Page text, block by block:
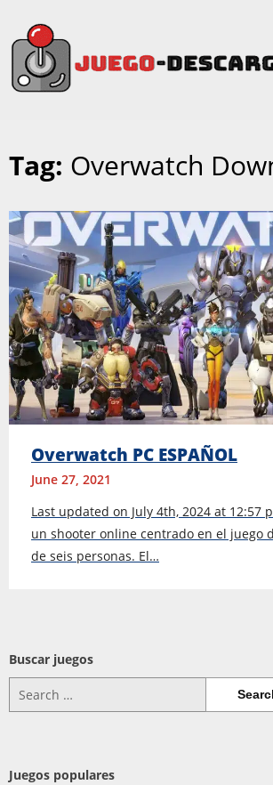
Tag: Overwatch
Overwatch PC ESPAÑOL
June 27, 2021
Last updated on July 4th, 2024 at 12:57
un shooter online centrado en el juego
de seis personas. El…
Buscar juegos
for:
Juegos populares